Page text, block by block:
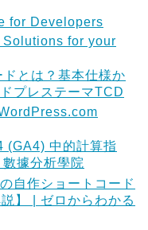
for Developers
for your
とは？基本仕様か
プレステーマTCD
(GA4) 中的計算指
據分析學院
自作ショートコード
】 | ゼロからわかる